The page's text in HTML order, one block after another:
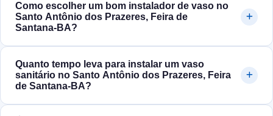
Como escolher um bom instalador de vaso no
Santo Antônio dos Prazeres, Feira de
Santana‑BA?
Quanto tempo leva para instalar um vaso
sanitário no Santo Antônio dos Prazeres, Feira
de Santana‑BA?